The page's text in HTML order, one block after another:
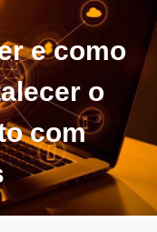
e como
o
com